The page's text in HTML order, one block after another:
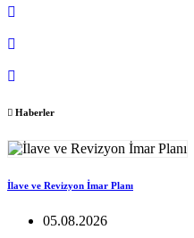
Haberler
İlave ve Revizyon İmar Planı
05.08.2026